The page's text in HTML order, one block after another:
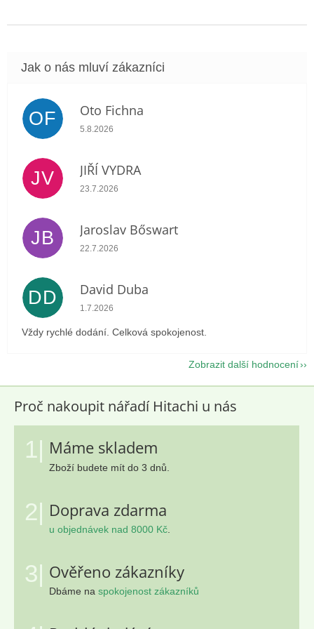
OF Oto Fichna
Hodnocení obchodu je 5 z 5 hvězdiček.
5.8.2026
JV JIŘÍ VYDRA
Hodnocení obchodu je 5 z 5 hvězdiček.
23.7.2026
JB Jaroslav Bőswart
Hodnocení obchodu je 5 z 5 hvězdiček.
22.7.2026
DD David Duba
Hodnocení obchodu je 5 z 5 hvězdiček.
1.7.2026
Vždy rychlé dodání. Celková spokojenost.
Zobrazit další hodnocení
Proč nakoupit nářadí Hitachi u nás
1| Máme skladem
Zboží budete mít do 3 dnů.
2| Doprava zdarma
u objednávek nad 8000 Kč.
3| Ověřeno zákazníky
Dbáme na spokojenost zákazníků